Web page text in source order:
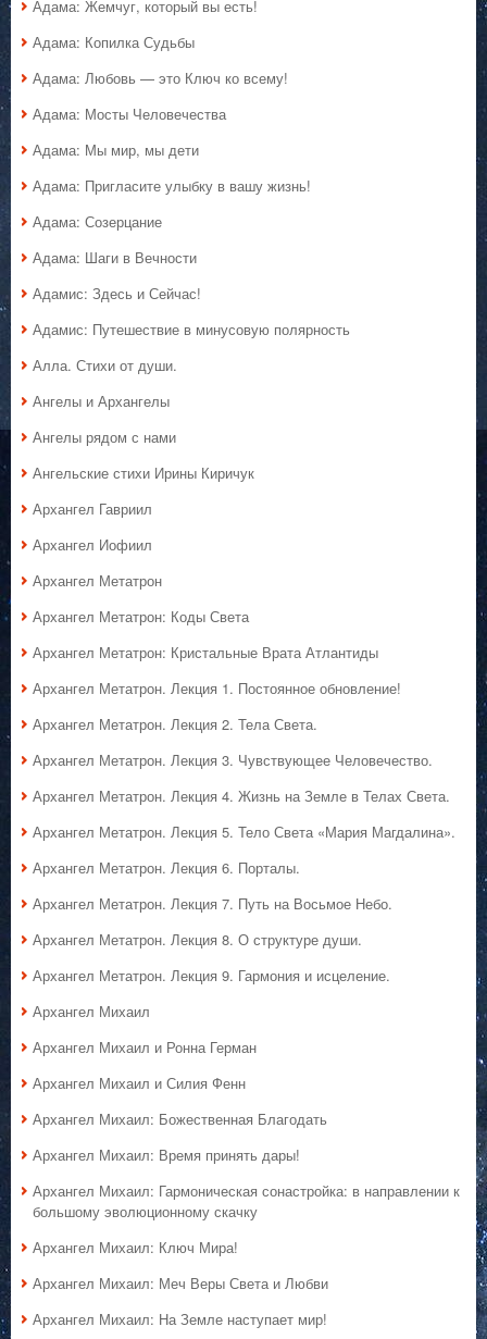
Адама: Жемчуг, который вы есть!
Адама: Копилка Судьбы
Адама: Любовь — это Ключ ко всему!
Адама: Мосты Человечества
Адама: Мы мир, мы дети
Адама: Пригласите улыбку в вашу жизнь!
Адама: Созерцание
Адама: Шаги в Вечности
Адамис: Здесь и Сейчас!
Адамис: Путешествие в минусовую полярность
Алла. Стихи от души.
Ангелы и Архангелы
Ангелы рядом с нами
Ангельские стихи Ирины Киричук
Архангел Гавриил
Архангел Иофиил
Архангел Метатрон
Архангел Метатрон: Коды Света
Архангел Метатрон: Кристальные Врата Атлантиды
Архангел Метатрон. Лекция 1. Постоянное обновление!
Архангел Метатрон. Лекция 2. Тела Света.
Архангел Метатрон. Лекция 3. Чувствующее Человечество.
Архангел Метатрон. Лекция 4. Жизнь на Земле в Телах Света.
Архангел Метатрон. Лекция 5. Тело Света «Мария Магдалина».
Архангел Метатрон. Лекция 6. Порталы.
Архангел Метатрон. Лекция 7. Путь на Восьмое Небо.
Архангел Метатрон. Лекция 8. О структуре души.
Архангел Метатрон. Лекция 9. Гармония и исцеление.
Архангел Михаил
Архангел Михаил и Ронна Герман
Архангел Михаил и Силия Фенн
Архангел Михаил: Божественная Благодать
Архангел Михаил: Время принять дары!
Архангел Михаил: Гармоническая сонастройка: в направлении к
большому эволюционному скачку
Архангел Михаил: Ключ Мира!
Архангел Михаил: Меч Веры Света и Любви
Архангел Михаил: На Земле наступает мир!